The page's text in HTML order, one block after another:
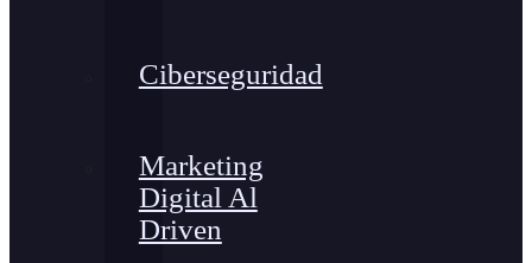
Ciberseguridad
Marketing
Digital Al
Driven